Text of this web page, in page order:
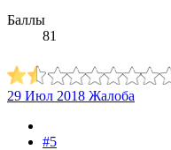
Баллы
81
29 Июл 2018 Жалоба
#5